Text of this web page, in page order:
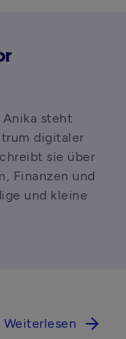
steht
digitaler
sie über
Finanzen und
und kleine
Weiterlesen arrow_forward